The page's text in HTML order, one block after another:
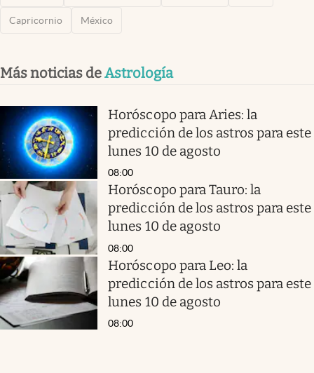
Capricornio México
Más noticias deAstrología
Horóscopo para Aries: la
predicción de los astros para este
lunes 10 de agosto
08:00
Horóscopo para Tauro: la
predicción de los astros para este
lunes 10 de agosto
08:00
Horóscopo para Leo: la
predicción de los astros para este
lunes 10 de agosto
08:00